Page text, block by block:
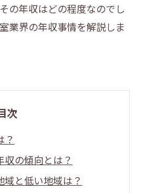
の年収はどの程度なのでし
業界の年収事情を解説しま
次
？
の傾向とは？
と低い地域は？